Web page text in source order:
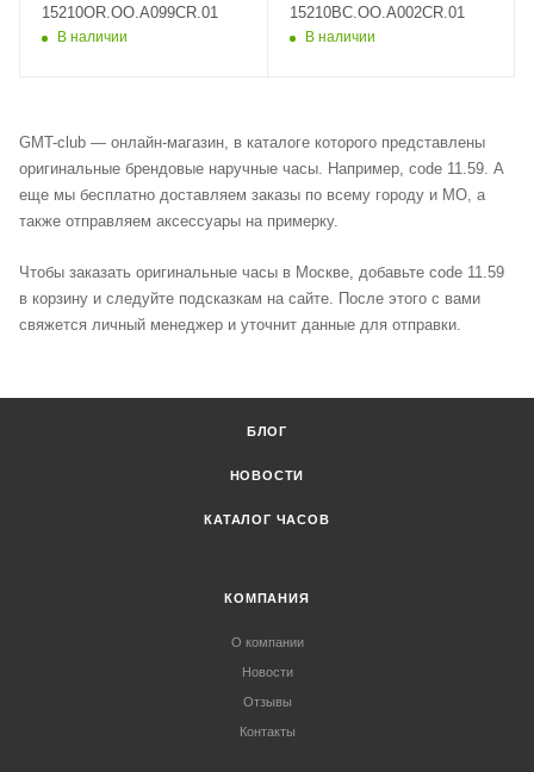
15210OR.OO.A099CR.01
В наличии
15210BC.OO.A002CR.01
В наличии
GMT-club — онлайн-магазин, в каталоге которого представлены
оригинальные брендовые наручные часы. Например, code 11.59. А
еще мы бесплатно доставляем заказы по всему городу и МО, а
также отправляем аксессуары на примерку.
Чтобы заказать оригинальные часы в Москве, добавьте code 11.59
в корзину и следуйте подсказкам на сайте. После этого с вами
свяжется личный менеджер и уточнит данные для отправки.
БЛОГ
НОВОСТИ
КАТАЛОГ ЧАСОВ
КОМПАНИЯ
О компании
Новости
Отзывы
Контакты